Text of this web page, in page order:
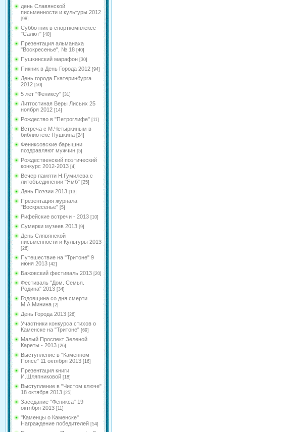
день Славянской
письменности и культуры 2012
[98]
Субботник в спорткомплексе
"Салют" [40]
Презентация альманаха
"Воскресенье", № 18 [40]
Пушкинский марафон [30]
Пикник в День Города 2012 [94]
День города Екатеринбурга
2012 [50]
5 лет "Фениксу" [31]
Литгостиная Веры Лисьих 25
ноября 2012 [14]
Рождество в "Петроглифе" [11]
Встреча с М.Четыркиным в
библиотеке Пушкина [24]
Фениксовские барышни
поздравляют мужчин [5]
Рождественский поэтический
конкурс 2012-2013 [4]
Вечер памяти Н.Гумилева с
литобъединении "Ямб" [25]
День Поэзии 2013 [13]
Презентация журнала
"Воскресенье" [5]
Рифейские встречи - 2013 [10]
Сумерки музеев 2013 [9]
День Слявянской
письменности и Культуры 2013
[26]
Путешествие на "Тритоне" 9
июня 2013 [42]
Бажовский фестиваль 2013 [20]
Фестиваль "Дом. Семья.
Родина" 2013 [34]
Годовщина со дня смерти
М.А.Минина [2]
День Города 2013 [26]
Участники конкурса стихов о
Каменске на "Тритоне" [69]
Малый Проспект Зеленой
Кареты - 2013 [26]
Выступление в "Каменном
Поясе" 11 октября 2013 [16]
Презентация книги
И.Шляпниковой [18]
Выступление в "Чистом ключе"
18 октября 2013 [25]
Заседание "Феникса" 19
октября 2013 [11]
"Каменцы о Каменске"
Награждение победителей [54]